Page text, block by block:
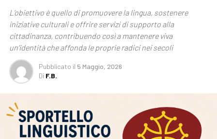
L’obiettivo è quello di promuovere la lingua, sostenere
iniziative culturali e offrire servizi di supporto alla
cittadinanza, contribuendo così a mantenere viva
un’identità che affonda le proprie radici nei secoli
Pubblicato il 5 Maggio, 2026
Di F.B.